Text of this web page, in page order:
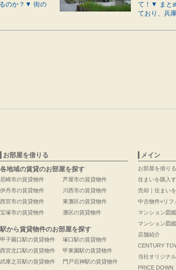
のか？▼ 街の
て！▼ まと
ており、兵
お部屋を借りる
各地域の賃貸のお部屋を探す
尼崎市の賃貸物件
伊丹市の賃貸物件
西宮市の賃貸物件
宝塚市の賃貸物件
芦屋市の賃貸物件
川西市の賃貸物件
東灘区の賃貸物件
灘区の賃貸物件
駅から賃貸物件のお部屋を探す
甲子園口駅の賃貸物件
西宮北口駅の賃貸物件
武庫之荘駅の賃貸物件
塚口駅の賃貸物件
甲東園駅の賃貸物件
門戸厄神駅の賃貸物件
メイン
お部屋を借りる
住まいを購入
売却｜住まい
中古物件×リフ
マンション図鑑
マンション図
店舗紹介
CENTURY
当社オリジナ
PRICE DOWN